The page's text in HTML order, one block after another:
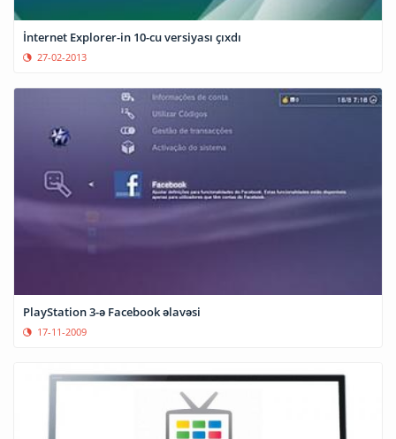
İnternet Explorer-in 10-cu versiyası çıxdı
27-02-2013
PlayStation 3-ə Facebook əlavəsi
17-11-2009